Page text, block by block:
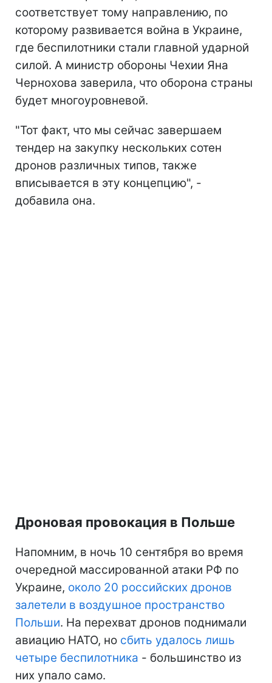
соответствует тому направлению, по
которому развивается война в Украине,
где беспилотники стали главной ударной
силой. А министр обороны Чехии Яна
Чернохова заверила, что оборона страны
будет многоуровневой.
"Тот факт, что мы сейчас завершаем
тендер на закупку нескольких сотен
дронов различных типов, также
вписывается в эту концепцию", -
добавила она.
Дроновая провокация в Польше
Напомним, в ночь 10 сентября во время
очередной массированной атаки РФ по
Украине, около 20 российских дронов
залетели в воздушное пространство
Польши. На перехват дронов поднимали
авиацию НАТО, но сбить удалось лишь
четыре беспилотника - большинство из
них упало само.